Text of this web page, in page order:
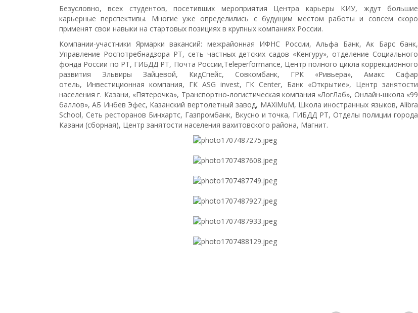
Безусловно, всех студентов, посетивших мероприятия Центра карьеры КИУ, ждут большие
карьерные перспективы. Многие уже определились с будущим местом работы и совсем скоро
применят свои навыки на стартовых позициях в крупных компаниях России.
Компании-участники Ярмарки вакансий: межрайонная ИФНС России, Альфа Банк, Ак Барс банк,
Управление Роспотребнадзора РТ, сеть частных детских садов «Кенгуру», отделение Социального
фонда России по РТ, ГИБДД РТ, Почта России,Teleperformance, Центр полного цикла коррекционного
развития Эльвиры Зайцевой, КидСпейс, Совкомбанк, ГРК «Ривьера», Амакс Сафар
отель, Инвестиционная компания, ГК ASG invest, ГК Center, Банк «Открытие», Центр занятости
населения г. Казани, «Пятерочка», Транспортно-логистическая компания «ЛогЛаб», Онлайн-школа «99
баллов»,АБ Инбев Эфес, Казанский вертолетный завод, MAXiMuM, Школа иностранных языков,Alibra
School, Сеть ресторанов Бинхартс, Газпромбанк, Вкусно и точка, ГИБДД РТ, Отделы полиции города
Казани (сборная), Центр занятости населения вахитовского района, Магнит.